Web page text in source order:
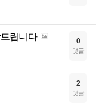
립니다 0
댓글
2
댓글